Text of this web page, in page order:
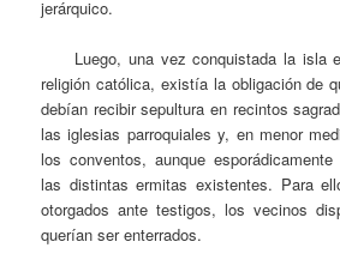
jerárquico.
Luego, una vez conquistada la isla
religión católica, existía la obligación de
debían recibir sepultura en recintos
las iglesias parroquiales y, en menor
los conventos, aunque
las distintas ermitas existentes. Para
otorgados ante testigos, los vecinos
querían ser enterrados.